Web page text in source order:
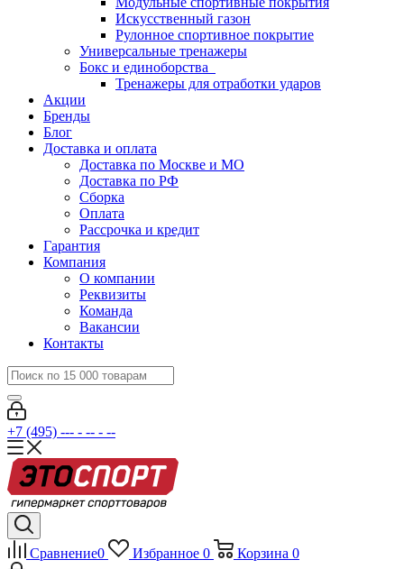
Искусственный газон
Рулонное спортивное покрытие
Универсальные тренажеры
Бокс и единоборства
Тренажеры для отработки ударов
Акции
Бренды
Блог
Доставка и оплата
Доставка по Москве и МО
Доставка по РФ
Сборка
Оплата
Рассрочка и кредит
Гарантия
Компания
О компании
Реквизиты
Команда
Вакансии
Контакты
+7 (495) --- - -- - --
Сравнение0 Избранное 0 Корзина 0